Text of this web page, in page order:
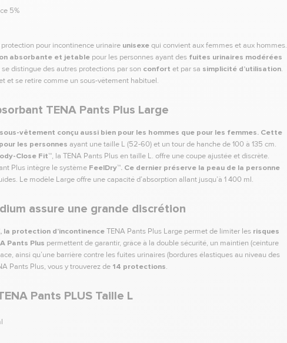
pour incontinence urinaire unisexequi convient aux femmes et aux hommes.
absorbante et jetable pour les personnes ayant des fuites urinaires modérées
distingue des autres protections par son confort et par sa simplicité d’utilisation.
et se retire comme un sous-vêtement habituel.
TENA Pants Plus Large
sous-vêtement conçu aussi bien pour les hommes que pour les femmes. Cette
les personnes ayant une taille L (52-60) et un tour de hanche de 100 à 135 cm.
Close Fit™, la TENA Pants Plus en taille L. offre une coupe ajustée et discrète.
Plus intègre le système FeelDry™. Ce dernier préserve la peau de la personne
Le modèle Large offre une capacité d’absorption allant jusqu’à 1 400 ml.
assure une grande discrétion
, la protection d’incontinenceTENA Pants Plus Large permet de limiter les risques
Pants Plus permettent de garantir, grâce à la double sécurité, un maintien (ceinture
ainsi qu’une barrière contre les fuites urinaires (bordures élastiques au niveau des
Pants Plus, vous y trouverez de 14 protections.
Pants PLUS Taille L